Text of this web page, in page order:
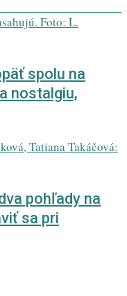
spolu na
nostalgiu,
pohľady na
sa pri